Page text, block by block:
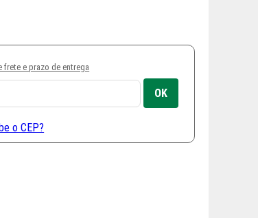
frete e prazo de entrega
o CEP?